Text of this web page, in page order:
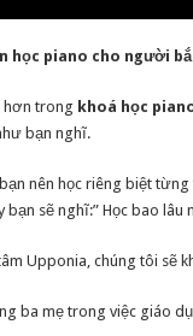
học piano cho người
hơn trong khoá học
bạn nghĩ.
nên học riêng biệt
sẽ nghĩ:” Học bao lâu
Upponia, chúng tôi sẽ
ba mẹ trong việc giáo